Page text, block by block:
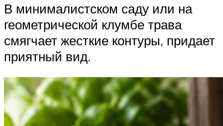
В минималистском саду или на
геометрической клумбе трава
смягчает жесткие контуры, придает
приятный вид.